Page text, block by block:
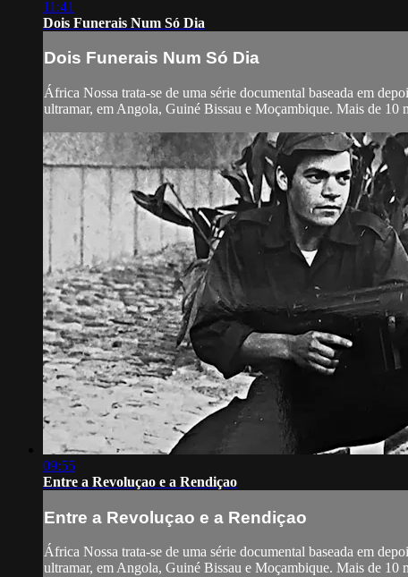
11:41
Dois Funerais Num Só Dia
Dois Funerais Num Só Dia
África Nossa trata-se de uma série documental baseada em
ultramar, em Angola, Guiné Bissau e Moçambique. Mais de
09:55
Entre a Revoluçao e a Rendiçao
Entre a Revoluçao e a Rendiçao
África Nossa trata-se de uma série documental baseada em
ultramar, em Angola, Guiné Bissau e Moçambique. Mais de